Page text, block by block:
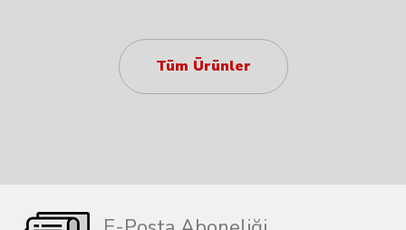
Tüm Ürünler